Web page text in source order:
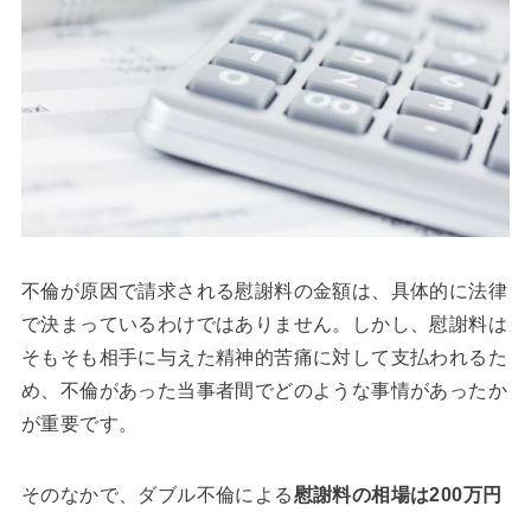
不倫が原因で請求される慰謝料の金額は、具体的に法律
で決まっているわけではありません。しかし、慰謝料は
そもそも相手に与えた精神的苦痛に対して支払われるた
め、不倫があった当事者間でどのような事情があったか
が重要です。
そのなかで、ダブル不倫による慰謝料の相場は200万円